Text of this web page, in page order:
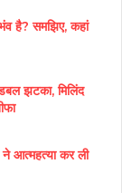
है? समझिए, कहां
झटका, मिलिंद
ने आत्महत्या कर ली